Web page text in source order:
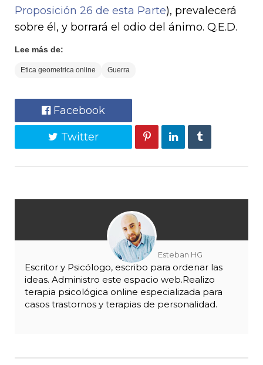
Proposición 26 de esta Parte), prevalecerá
sobre él, y borrará el odio del ánimo. Q.E.D.
Lee más de:
Etica geometrica online Guerra
Facebook
Twitter
Esteban HG
Escritor y Psicólogo, escribo para ordenar las
ideas. Administro este espacio web.Realizo
terapia psicológica online especializada para
casos trastornos y terapias de personalidad.